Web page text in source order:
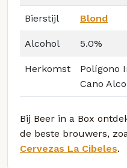
Bierstijl Blond
Alcohol 5.0%
Herkomst
Polígono
Cano
Bij Beer in a Box
de beste brouwers,
Cervezas La Cibeles.